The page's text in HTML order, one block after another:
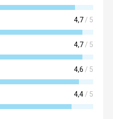
4,7 / 5
4,7 / 5
4,6 / 5
4,4 / 5